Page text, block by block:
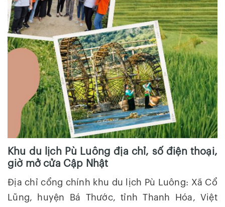
Khu du lịch Pù Luông địa chỉ, số điện thoại,
giờ mở cửa Cập Nhật
Địa chỉ cổng chính khu du lịch Pù Luông: Xã Cổ
Lũng, huyện Bá Thước, tỉnh Thanh Hóa, Việt